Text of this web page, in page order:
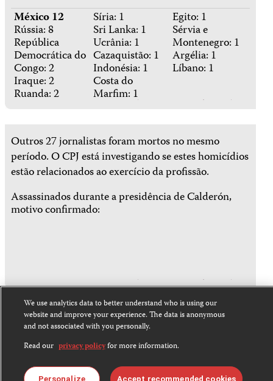
México 12
Rússia: 8
República
Democrática do
Congo: 2
Iraque: 2
Ruanda: 2
Síria: 1
Sri Lanka: 1
Ucrânia: 1
Cazaquistão: 1
Indonésia: 1
Costa do
Marfim: 1
Egito: 1
Sérvia e
Montenegro: 1
Argélia: 1
Líbano: 1
Outros 27 jornalistas foram mortos no mesmo
período. O CPJ está investigando se estes homicídios
estão relacionados ao exercício da profissão.
Assassinados durante a presidência de Calderón,
motivo confirmado:
Com pelo menos 15 assassinatos não resolvidos
durante a última década, o México é a oitava pior
nação no combate à violência letal contra a
imprensa, segundo o
Índice de Impunidadedo CPJ,
We use analytics data to better understand who is using our
website and improve your experience. The data is anonymous
and not associated with you personally.
Read our privacy policyfor more information.
Personalize Accept recommended cookies